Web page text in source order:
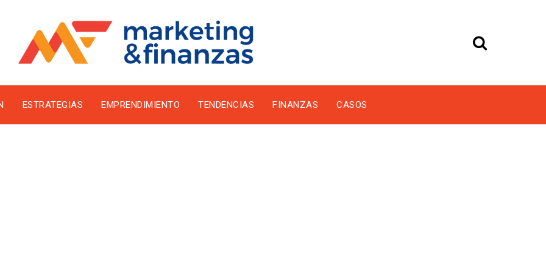
ESTRATEGIAS EMPRENDIMIENTO TENDENCIAS FINANZAS CASOS